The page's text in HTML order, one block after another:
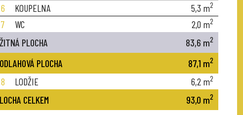
6 KOUPELNA 5,3 m2
7 WC 2,0 m2
PLOCHA 83,6 m2
PLOCHA 87,1 m2
8 LODŽIE 6,2 m2
CELKEM 93,0 m2